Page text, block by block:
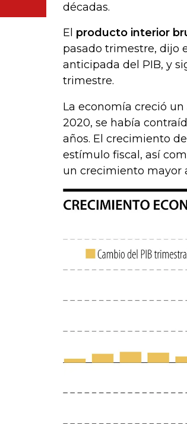
décadas.
El producto interior
pasado trimestre, dijo
anticipada del PIB, y
trimestre.
La economía creció un
2020, se había
años. El crecimiento
estímulo fiscal, así
un crecimiento mayor